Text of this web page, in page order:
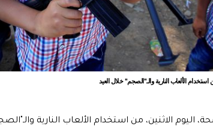
الألعاب النارية والـ"الصجم" خلال العيد
اليوم الاثنين، من استخدام الألعاب النارية